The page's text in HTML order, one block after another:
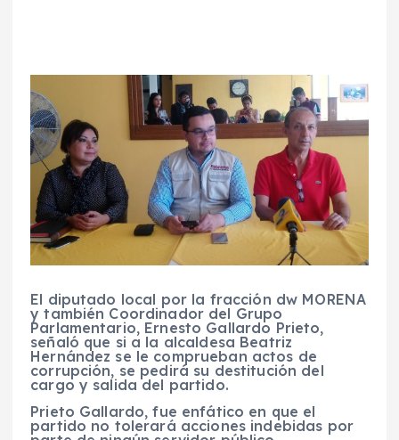
El diputado local por la fracción dw MORENA
y también Coordinador del Grupo
Parlamentario, Ernesto Gallardo Prieto,
señaló que si a la alcaldesa Beatriz
Hernández se le comprueban actos de
corrupción, se pedirá su destitución del
cargo y salida del partido.
Prieto Gallardo, fue enfático en que el
partido no tolerará acciones indebidas por